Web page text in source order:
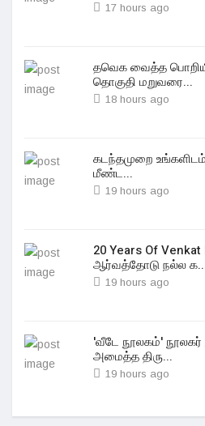
17 hours ago
தவெக வைத்த
தொகுதி மறுவரை...
18 hours ago
கடந்தமுறை
மீண்ட...
19 hours ago
20 Years Of
ஆர்வத்தோடு நல்ல
19 hours ago
'வீடே நூலகம்'
அமைத்த திரு...
19 hours ago